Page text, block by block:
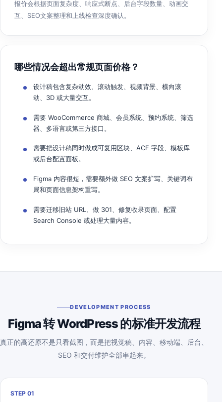
报价会根据页面复杂度、响应式断点、后台字段数量、动画交
互、SEO文案整理和上线检查深度确认。
哪些情况会超出常规页面价格？
设计稿包含复杂动效、滚动触发、视频背景、横向滚
动、3D 或大量交互。
需要 WooCommerce 商城、会员系统、预约系统、筛选
器、多语言或第三方接口。
需要把设计稿同时做成可复用区块、ACF 字段、模板库
或后台配置面板。
Figma 内容很短，需要额外做 SEO 文案扩写、关键词布
局和页面信息架构重写。
需要迁移旧站 URL、做 301、修复收录页面、配置
Search Console 或处理大量内容。
DEVELOPMENT PROCESS
Figma 转 WordPress 的标准开发流程
真正的高还原不是只看截图，而是把视觉稿、内容、移动端、后台、
SEO 和交付维护全部串起来。
STEP 01